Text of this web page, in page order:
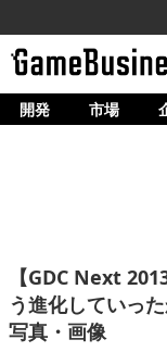
ホーム
企業動向
人材育成
開発 市場
【GDC Next
う進化していっ
写真・画像